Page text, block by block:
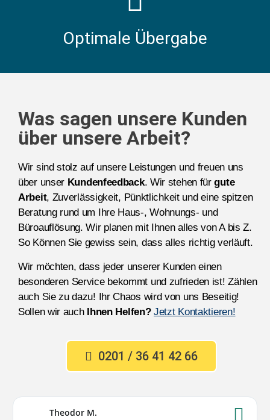
Optimale Übergabe
Was sagen unsere Kunden
über unsere Arbeit?
Wir sind stolz auf unsere Leistungen und freuen uns
über unser Kundenfeedback. Wir stehen fürgute
Arbeit, Zuverlässigkeit, Pünktlichkeit und eine spitzen
Beratung rund um Ihre Haus-, Wohnungs- und
Büroauflösung. Wir planen mit Ihnen alles von A bis Z.
So Können Sie gewiss sein, dass alles richtig verläuft.
Wir möchten, dass jeder unserer Kunden einen
besonderen Service bekommt und zufrieden ist! Zählen
auch Sie zu dazu! Ihr Chaos wird von uns Beseitig!
Sollen wir auch Ihnen Helfen? Jetzt Kontaktieren!
0201 / 36 41 42 66
Theodor M.